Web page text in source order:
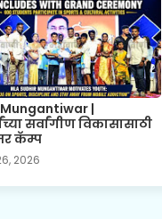
|
सर्वांगीण विकासासाठी
कॅम्प
2026